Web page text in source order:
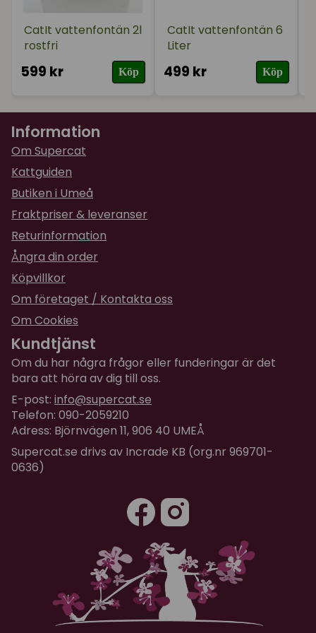
CatIt vattenfontän 2l
rostfri
599 kr Köp
CatIt vattenfontän 6
Liter
499 kr Köp
Information
Om Supercat
Kattguiden
Butiken i Umeå
Fraktpriser & leveranser
Returinformation
Ångra din order
Köpvillkor
Om företaget / Kontakta oss
Om Cookies
Kundtjänst
Om du har några frågor eller funderingar är det
bara att höra av dig till oss.
E-post: info@supercat.se
Telefon: 090-2059210
Adress: Björnvägen 11, 906 40 UMEÅ
Supercat.se drivs av Incrade KB (org.nr 969701-
0636)